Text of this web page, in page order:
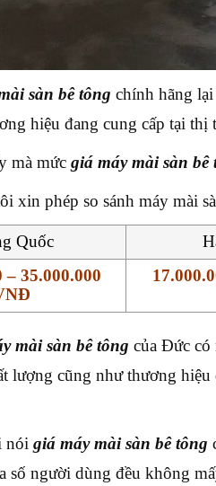
sàn bê tông chính hãng
hiệu đang cung cấp tại thị
mà mức giá máy mài sàn bê
xin phép so sánh máy mài
Quốc
– 35.000.000
mài sàn bê tông của Đức có
lượng cũng như thương hiệu
nói giá máy mài sàn bê tông
số người dùng đều không